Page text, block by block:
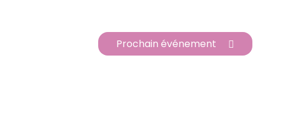
Prochain événement